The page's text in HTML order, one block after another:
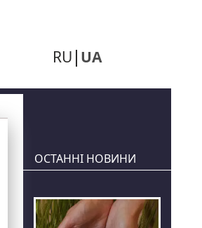
RU UA
ОСТАННІ НОВИНИ